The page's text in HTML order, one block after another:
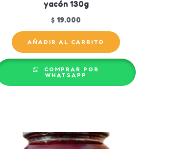
yacón 130g
$ 19.000
AÑADIR AL CARRITO
COMPRAR POR
WHATSAPP